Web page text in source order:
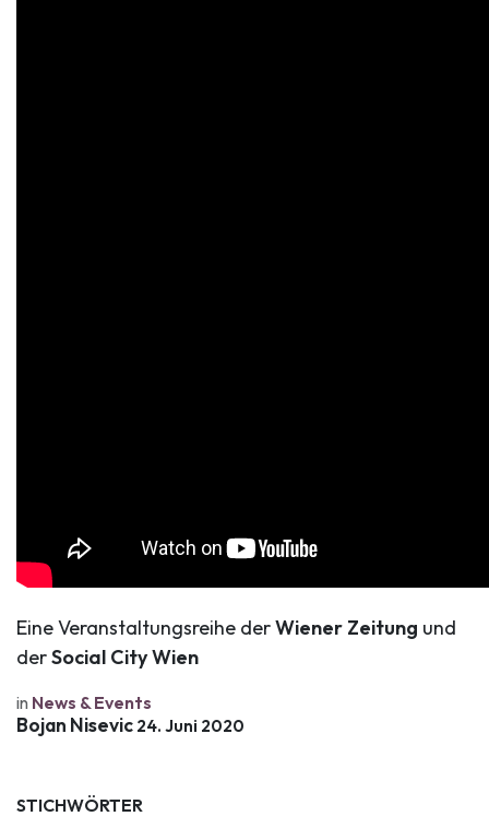
Eine Veranstaltungsreihe derWiener Zeitung und
derSocial City Wien
in News & Events
Bojan Nisevic 24. Juni 2020
STICHWÖRTER